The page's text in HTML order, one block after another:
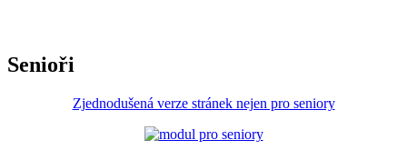
Senioři
Zjednodušená verze stránek nejen pro seniory